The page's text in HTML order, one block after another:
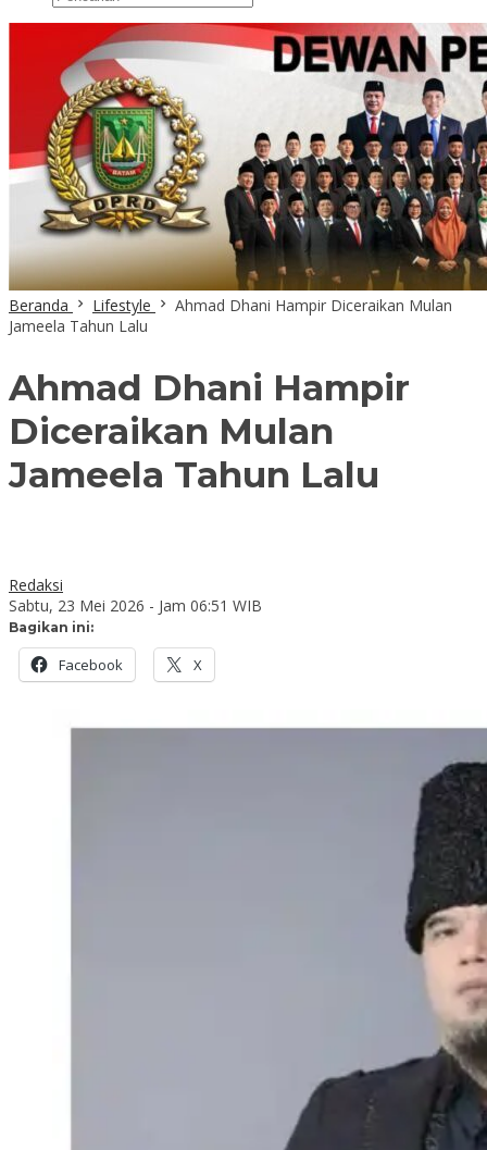
Beranda Lifestyle
Ahmad Dhani Hampir Diceraikan Mulan
Jameela Tahun Lalu
Ahmad Dhani Hampir
Diceraikan Mulan
Jameela Tahun Lalu
Redaksi
Sabtu, 23 Mei 2026 - Jam 06:51 WIB
Bagikan ini:
Facebook X